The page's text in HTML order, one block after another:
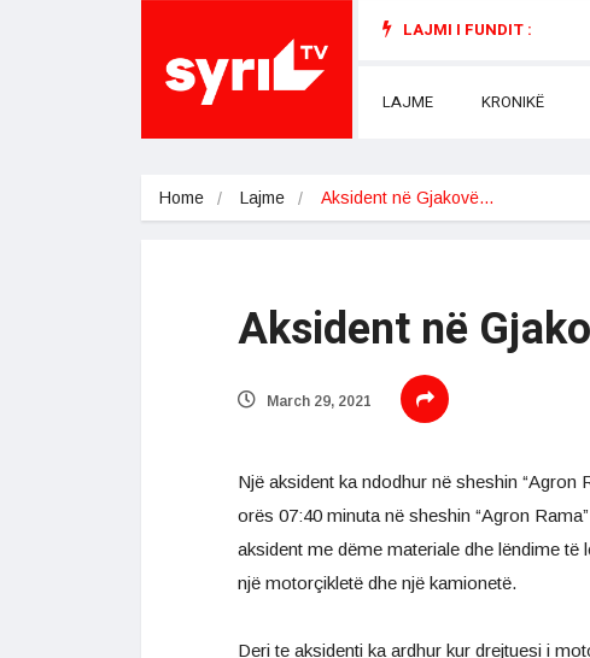
LAJMI I FUNDIT :
LAJME KRONIKË
Home Lajme Aksident në Gjakovë…
Aksident në
March 29, 2021
Një aksident ka ndodhur në sheshin
orës 07:40 minuta në sheshin “Agron
aksident me dëme materiale dhe lëndime
një motorçikletë dhe një kamionetë.
Deri te aksidenti ka ardhur kur drejtuesi i